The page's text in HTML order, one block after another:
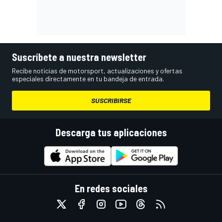
Suscríbete a nuestra newsletter
Recibe noticias de motorsport, actualizaciones y ofertas
especiales directamente en tu bandeja de entrada.
SUSCRIBIRSE
Descarga tus aplicaciones
En redes sociales